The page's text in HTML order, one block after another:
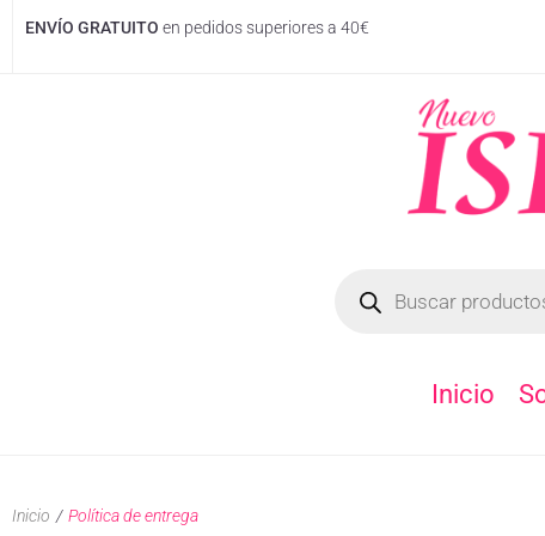
ENVÍO GRATUITO en pedidos superiores a 40€
Inicio
Inicio / Política de entrega